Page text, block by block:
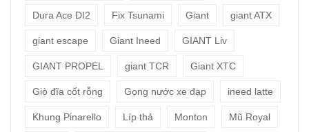
Dura Ace DI2 Fix Tsunami Giant giant ATX
giant escape Giant Ineed GIANT Liv
GIANT PROPEL giant TCR Giant XTC
Giò đĩa cốt rỗng Gọng nước xe đạp ineed latte
Khung Pinarello Líp thả Monton Mũ Royal